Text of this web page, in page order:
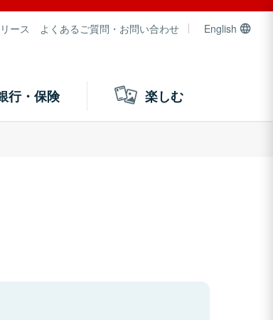
ース よくあるご質問・お問い合わせ English
行・保険 楽しむ